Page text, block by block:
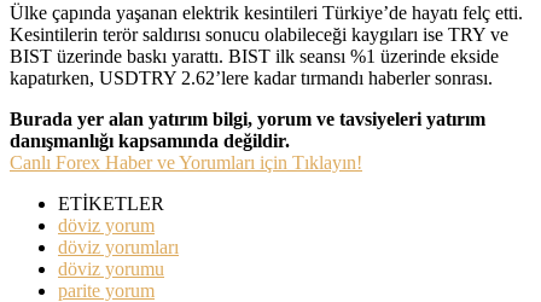
Ülke çapında yaşanan elektrik kesintileri Türkiye’de hayatı felç etti.
Kesintilerin terör saldırısı sonucu olabileceği kaygıları ise TRY ve
BIST üzerinde baskı yarattı. BIST ilk seansı %1 üzerinde ekside
kapatırken, USDTRY 2.62’lere kadar tırmandı haberler sonrası.
Burada yer alan yatırım bilgi, yorum ve tavsiyeleri yatırım
danışmanlığı kapsamında değildir.
Canlı Forex Haber ve Yorumları için Tıklayın!
ETİKETLER
döviz yorum
döviz yorumları
döviz yorumu
parite yorum